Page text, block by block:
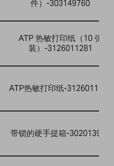
件）-303149760
ATP 热敏打印纸（10 张
装）-3126011281
ATP热敏打印纸-3126011263
带锁的硬手提箱-302013912